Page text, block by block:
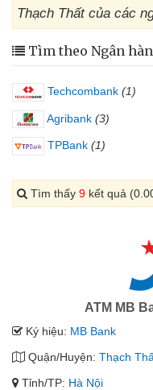
Thạch Thất của các
Tìm theo Ngân
Techcombank (1)
Agribank (3)
TPBank (1)
Tìm thấy 9 kết quả
ATM MB
Ký hiệu: MB Bank
Quận/Huyện: Thạch
Tỉnh/TP: Hà Nội